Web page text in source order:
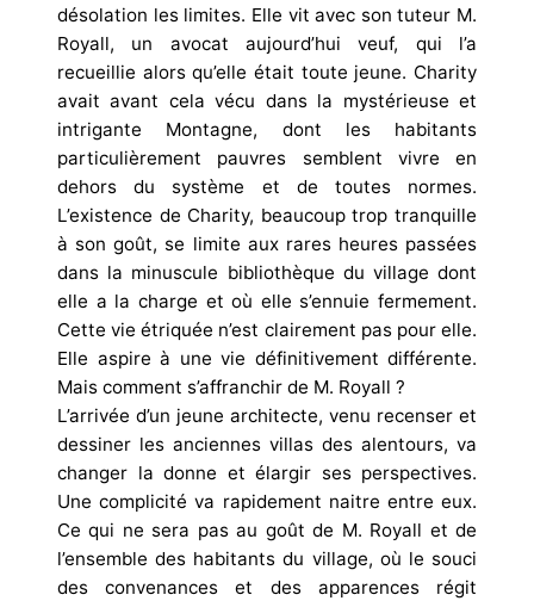
désolation les limites. Elle vit avec son tuteur M.
Royall, un avocat aujourd’hui veuf, qui l’a
recueillie alors qu’elle était toute jeune. Charity
avait avant cela vécu dans la mystérieuse et
intrigante Montagne, dont les habitants
particulièrement pauvres semblent vivre en
dehors du système et de toutes normes.
L’existence de Charity, beaucoup trop tranquille
à son goût, se limite aux rares heures passées
dans la minuscule bibliothèque du village dont
elle a la charge et où elle s’ennuie fermement.
Cette vie étriquée n’est clairement pas pour elle.
Elle aspire à une vie définitivement différente.
Mais comment s’affranchir de M. Royall ?
L’arrivée d’un jeune architecte, venu recenser et
dessiner les anciennes villas des alentours, va
changer la donne et élargir ses perspectives.
Une complicité va rapidement naitre entre eux.
Ce qui ne sera pas au goût de M. Royall et de
l’ensemble des habitants du village, où le souci
des convenances et des apparences régit